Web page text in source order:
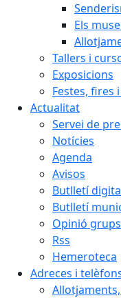
Els
Tallers i
Exposicions
Festes, fires
Actualitat
Servei de
Notícies
Agenda
Avisos
Butlletí
Butlletí
Opinió
Rss
Hemeroteca
Adreces i